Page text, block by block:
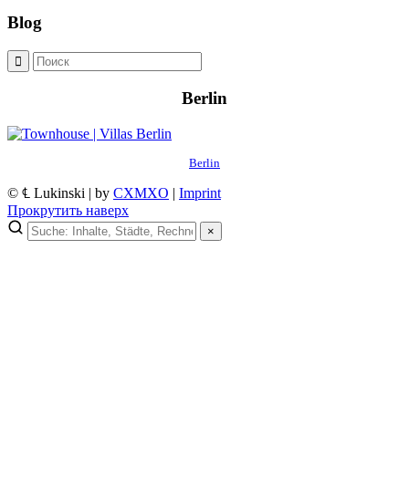
Blog
Berlin
Berlin
© ℄ Lukinski | by CXMXO | Imprint
Прокрутить наверх
×